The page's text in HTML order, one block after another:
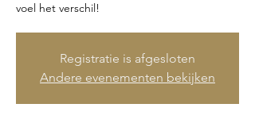
voel het verschil!
Registratie is afgesloten
Andere evenementen bekijken